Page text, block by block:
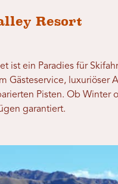
Resort
ist ein Paradies für
Gästeservice, luxuriöser
Pisten. Ob Winter
garantiert.